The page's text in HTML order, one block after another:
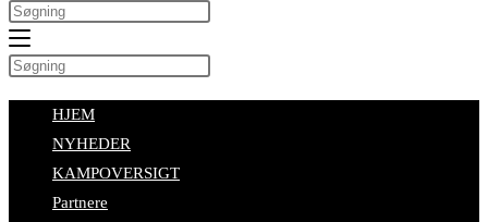
HJEM
NYHEDER
KAMPOVERSIGT
Partnere